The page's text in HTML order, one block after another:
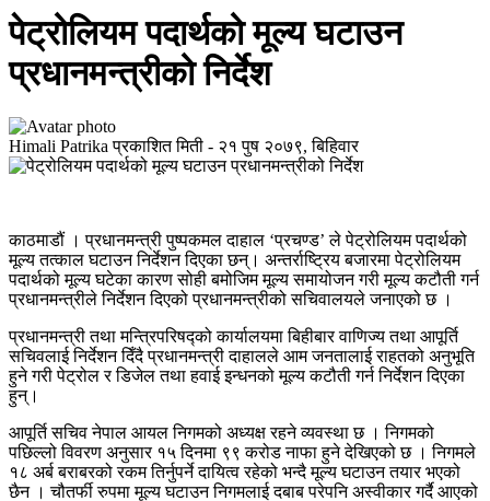
पेट्रोलियम पदार्थको मूल्य घटाउन
प्रधानमन्त्रीको निर्देश
Himali Patrika प्रकाशित मिती - २१ पुष २०७९, बिहिवार
काठमाडौं । प्रधानमन्त्री पुष्पकमल दाहाल ‘प्रचण्ड’ ले पेट्रोलियम पदार्थको
मूल्य तत्काल घटाउन निर्देशन दिएका छन्। अन्तर्राष्ट्रिय बजारमा पेट्रोलियम
पदार्थको मूल्य घटेका कारण सोही बमोजिम मूल्य समायोजन गरी मूल्य कटौती गर्न
प्रधानमन्त्रीले निर्देशन दिएको प्रधानमन्त्रीको सचिवालयले जनाएको छ ।
प्रधानमन्त्री तथा मन्त्रिपरिषद्को कार्यालयमा बिहीबार वाणिज्य तथा आपूर्ति
सचिवलाई निर्देशन दिँदै प्रधानमन्त्री दाहालले आम जनतालाई राहतको अनुभूति
हुने गरी पेट्रोल र डिजेल तथा हवाई इन्धनको मूल्य कटौती गर्न निर्देशन दिएका
हुन्।
आपूर्ति सचिव नेपाल आयल निगमको अध्यक्ष रहने व्यवस्था छ । निगमको
पछिल्लो विवरण अनुसार १५ दिनमा ९९ करोड नाफा हुने देखिएको छ । निगमले
१८ अर्ब बराबरको रकम तिर्नुपर्ने दायित्व रहेको भन्दै मूल्य घटाउन तयार भएको
छैन । चौतर्फी रुपमा मूल्य घटाउन निगमलाई दबाब परेपनि अस्वीकार गर्दै आएको